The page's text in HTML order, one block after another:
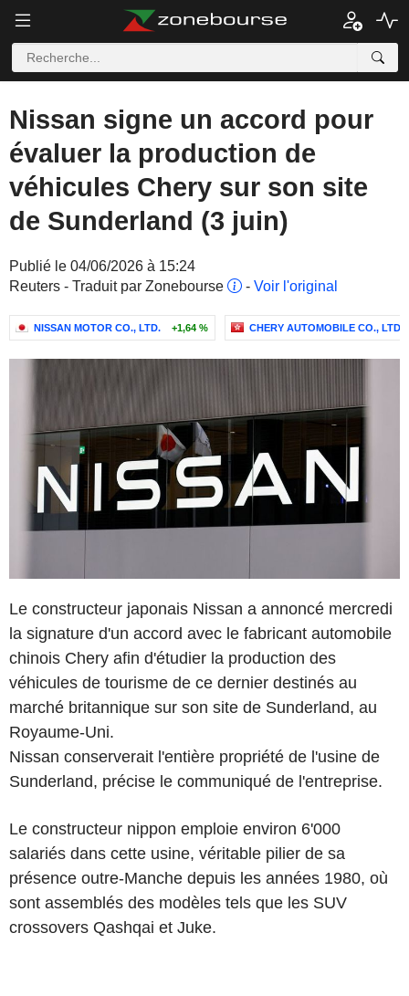
Nissan signe un accord pour
évaluer la production de
véhicules Chery sur son site
de Sunderland (3 juin)
Publié le 04/06/2026 à 15:24
Reuters - Traduit par Zonebourse
- Voir l'original
NISSAN MOTOR CO., LTD. +1,64 % CHERY AUTOMOBILE CO., LTD.
Le constructeur japonais Nissan a annoncé mercredi
la signature d'un accord avec le fabricant automobile
chinois Chery afin d'étudier la production des
véhicules de tourisme de ce dernier destinés au
marché britannique sur son site de Sunderland, au
Royaume-Uni.
Nissan conserverait l'entière propriété de l'usine de
Sunderland, précise le communiqué de l'entreprise.
Le constructeur nippon emploie environ 6'000
salariés dans cette usine, véritable pilier de sa
présence outre-Manche depuis les années 1980, où
sont assemblés des modèles tels que les SUV
crossovers Qashqai et Juke.